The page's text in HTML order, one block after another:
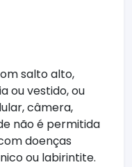
salto alto,
ou vestido, ou
câmera,
não é permitida
doenças
ou labirintite.